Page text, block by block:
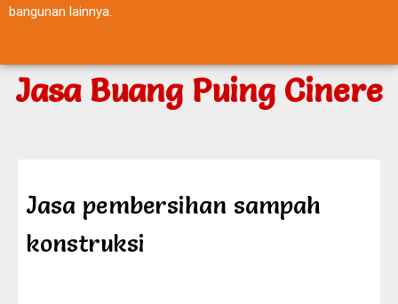
bangunan lainnya.
Jasa Buang Puing Cinere
Jasa pembersihan sampah
konstruksi